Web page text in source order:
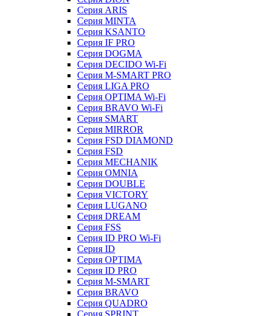
Серия ARIS
Серия MINTA
Серия KSANTO
Серия IF PRO
Серия DOGMA
Серия DECIDO Wi-Fi
Серия M-SMART PRO
Серия LIGA PRO
Серия OPTIMA Wi-Fi
Серия BRAVO Wi-Fi
Серия SMART
Серия MIRROR
Серия FSD DIAMOND
Серия FSD
Серия MECHANIK
Серия OMNIA
Серия DOUBLE
Серия VICTORY
Серия LUGANO
Серия DREAM
Серия FSS
Серия ID PRO Wi-Fi
Серия ID
Серия OPTIMA
Серия ID PRO
Серия M-SMART
Серия BRAVO
Серия QUADRO
Серия SPRINT